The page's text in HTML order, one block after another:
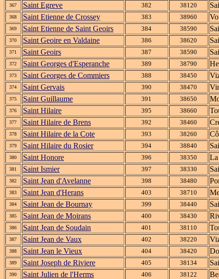
367 Saint Egreve 382 38120
368 Saint Etienne de Crossey 383 38960
369 Saint Etienne de Saint Geoirs 384 38590
370 Saint Geoire en Valdaine 386 38620
371 Saint Geoirs 387 38590
372 Saint Georges d'Esperanche 389 38790
373 Saint Georges de Commiers 388 38450
374 Saint Gervais 390 38470
375 Saint Guillaume 391 38650
376 Saint Hilaire 395 38660
377 Saint Hilaire de Brens 392 38460
378 Saint Hilaire de la Cote 393 38260
379 Saint Hilaire du Rosier 394 38840
380 Saint Honore 396 38350
381 Saint Ismier 397 38330
382 Saint Jean d'Avelanne 398 38480
383 Saint Jean d'Herans 403 38710
384 Saint Jean de Bournay 399 38440
385 Saint Jean de Moirans 400 38430
386 Saint Jean de Soudain 401 38110
387 Saint Jean de Vaux 402 38220
388 Saint Jean le Vieux 404 38420
389 Saint Joseph de Riviere 405 38134
390 Saint Julien de l'Herms 406 38122